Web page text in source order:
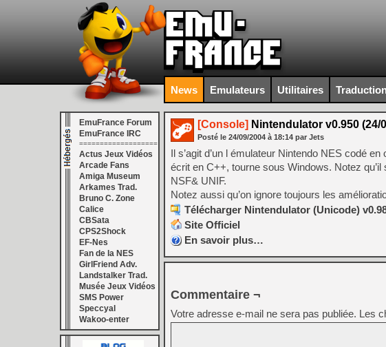
News Emulateurs Utilitaires
EmuFrance Forum
EmuFrance IRC
===================
Actus Jeux Vidéos
Arcade Fans
Amiga Museum
Arkames Trad.
Bruno C. Zone
Calice
CBSata
CPS2Shock
EF-Nes
Fan de la NES
GirlFriend Adv.
Landstalker Trad.
Musée Jeux Vidéos
SMS Power
Speccyal
Wakoo-enter
[Console] Nintendulator v0.950 (24/
Posté le 24/09/2004 à 18:14 par Jets
Il s’agit d’un l émulateur Nintendo NES codé
écrit en C++, tourne sous Windows. Notez
NSF& UNIF.
Notez aussi qu’on ignore toujours les
Télécharger Nintendulator (Unicode)
Site Officiel
En savoir plus…
Commentaire ¬
Votre adresse e-mail ne sera pas publiée. Les